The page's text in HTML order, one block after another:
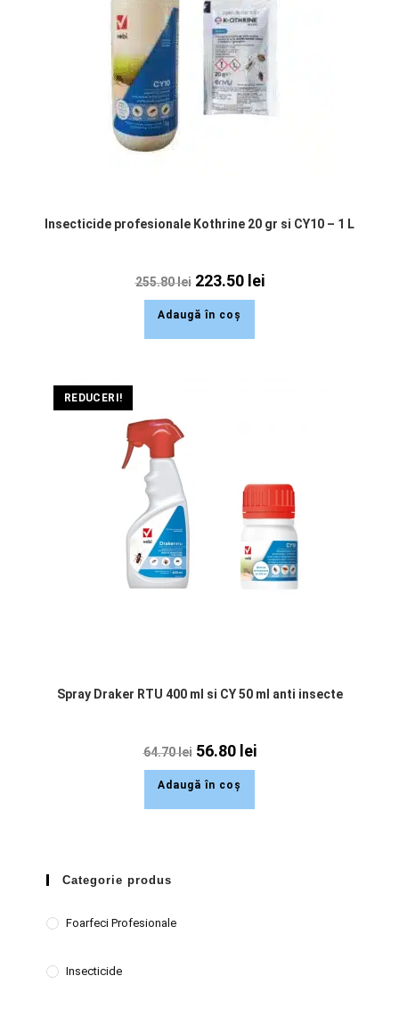
Insecticide profesionale Kothrine 20 gr si CY10 – 1 L
255.80lei 223.50 lei
Adaugă în coș
REDUCERI!
Spray Draker RTU 400 ml si CY 50 ml anti insecte
64.70lei 56.80 lei
Adaugă în coș
Categorie produs
Foarfeci Profesionale
Insecticide